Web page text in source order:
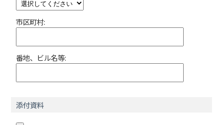
市区町村:
番地、ビル名等:
添付資料